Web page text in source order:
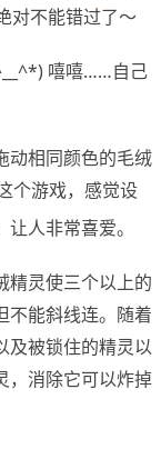
对不能错过了～
嘻嘻……自己
动相同颜色的毛绒
个游戏，感觉设
人非常喜爱。
精灵使三个以上的
不能斜线连。随着
及被锁住的精灵以
，消除它可以炸掉